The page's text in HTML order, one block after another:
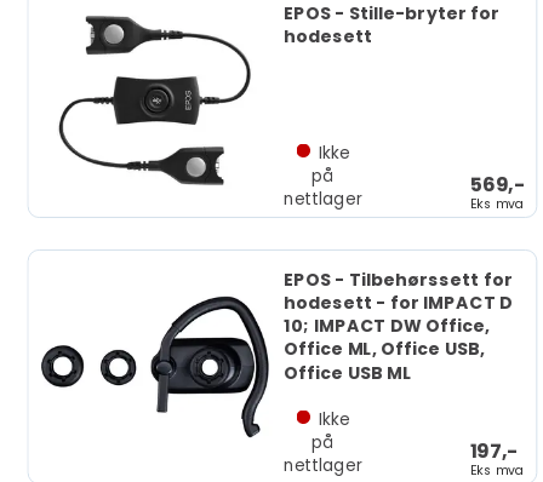
EPOS - Stille-bryter for
hodesett
569,-
Eks mva
Ikke
på
nettlager
EPOS - Tilbehørssett for
hodesett - for IMPACT D
10; IMPACT DW Office,
Office ML, Office USB,
Office USB ML
197,-
Eks mva
Ikke
på
nettlager